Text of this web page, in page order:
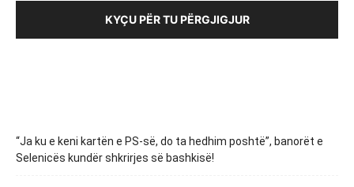
KYÇU PËR TU PËRGJIGJUR
“Ja ku e keni kartën e PS-së, do ta hedhim poshtë”, banorët e
Selenicës kundër shkrirjes së bashkisë!